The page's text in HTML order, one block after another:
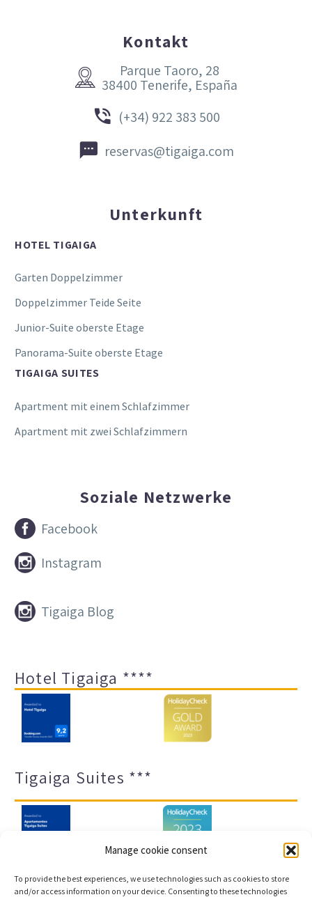
Manage cookie consent
To provide the best experiences, we use technologies such as cookies to store
and/or access information on your device. Consenting to these technologies
Kontakt


Parque Taoro, 28
38400 Tenerife, España

 (+34) 922 383 500

 reservas@tigaiga.com
Unterkunft
HOTEL TIGAIGA
Garten Doppelzimmer
Doppelzimmer Teide Seite
Junior-Suite oberste Etage
Panorama-Suite oberste Etage
TIGAIGA SUITES
Apartment mit einem Schlafzimmer
Apartment mit zwei Schlafzimmern
Soziale Netzwerke

 Facebook

 Instagram

 Tigaiga Blog
Hotel Tigaiga ****
Tigaiga Suites ***